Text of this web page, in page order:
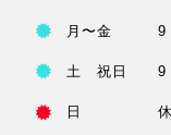
月〜金 9：
土 祝日 9：
日 休